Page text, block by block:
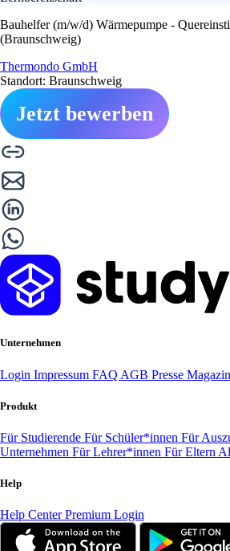
Bauhelfer (m/w/d) Wärmepumpe -
(Braunschweig)
Thermondo GmbH
Standort: Braunschweig
Jetzt bewerben
Unternehmen
Login Impressum FAQ AGB Presse
Produkt
Für Studierende Für Schüler*innen Für
Unternehmen Für Lehrer*innen Für Eltern
Help
Help CenterPremium Login